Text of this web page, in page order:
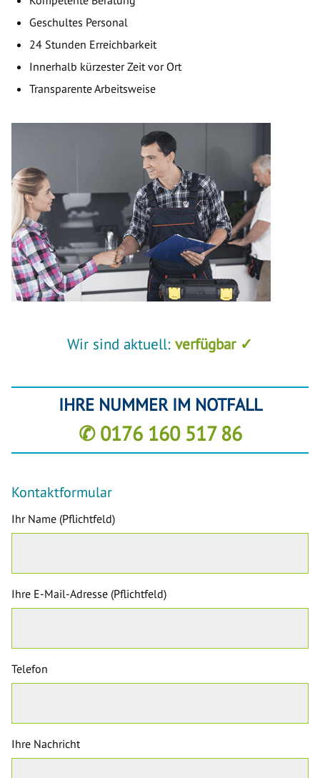
Geschultes Personal
24 Stunden Erreichbarkeit
Innerhalb kürzester Zeit vor Ort
Transparente Arbeitsweise
Wir sind aktuell: verfügbar ✓
IHRE NUMMER IM NOTFALL
✆ 0176 160 517 86
Kontaktformular
Ihr Name (Pflichtfeld)
Ihre E-Mail-Adresse (Pflichtfeld)
Telefon
Ihre Nachricht